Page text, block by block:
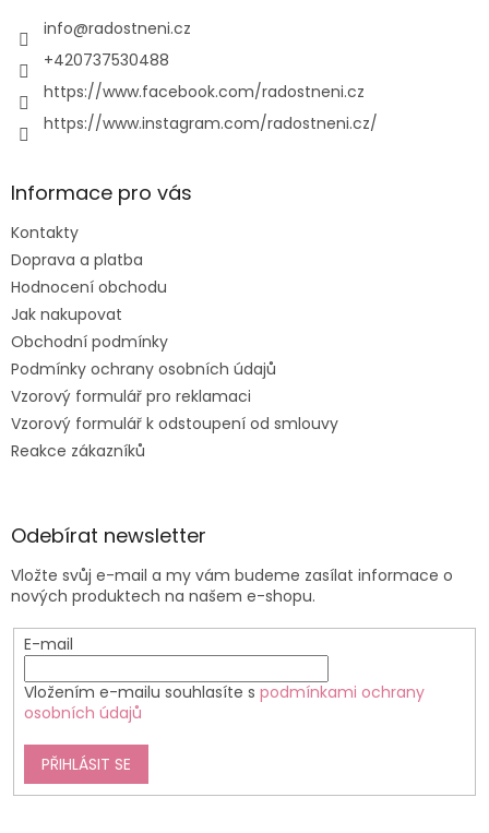
info@radostneni.cz
+420737530488
https://www.facebook.com/radostneni.cz
https://www.instagram.com/radostneni.cz/
Informace pro vás
Kontakty
Doprava a platba
Hodnocení obchodu
Jak nakupovat
Obchodní podmínky
Podmínky ochrany osobních údajů
Vzorový formulář pro reklamaci
Vzorový formulář k odstoupení od smlouvy
Reakce zákazníků
Odebírat newsletter
Vložte svůj e-mail a my vám budeme zasílat informace o
nových produktech na našem e-shopu.
E-mail
Vložením e-mailu souhlasíte s podmínkami ochrany
osobních údajů
PŘIHLÁSIT SE